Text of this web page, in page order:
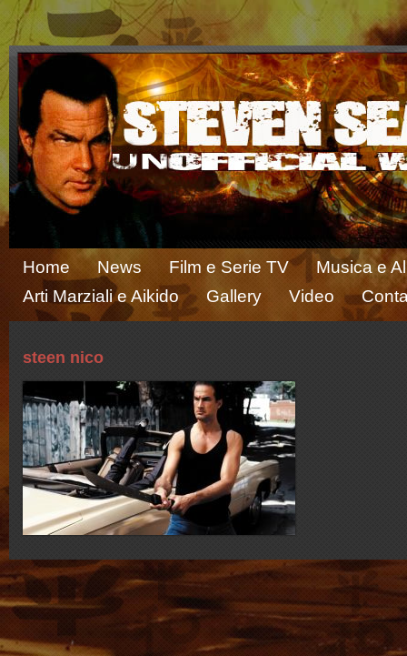
Home News Film e Serie TV
Musica e
Arti Marziali e Aikido
Gallery Video
steen nico